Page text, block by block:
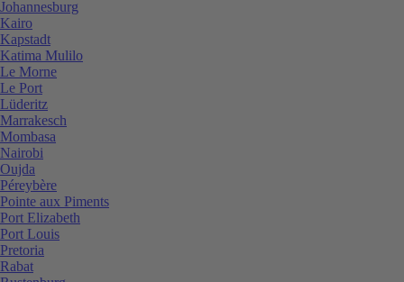
Johannesburg
Kairo
Kapstadt
Katima Mulilo
Le Morne
Le Port
Lüderitz
Marrakesch
Mombasa
Nairobi
Oujda
Péreybère
Pointe aux Piments
Port Elizabeth
Port Louis
Pretoria
Rabat